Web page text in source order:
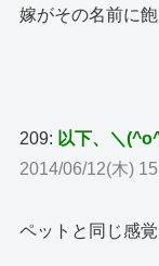
嫁がその名前に
209: 以下、＼
2014/06/12(木)
ペットと同じ感